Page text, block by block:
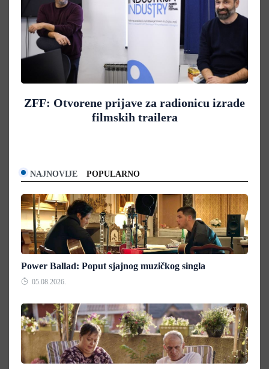
ZFF: Otvorene prijave za radionicu izrade
filmskih trailera
NAJNOVIJE POPULARNO
Power Ballad: Poput sjajnog muzičkog singla
05.08.2026.